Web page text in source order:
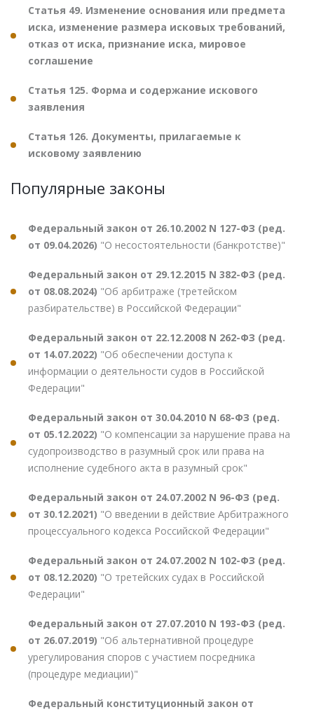
Статья 49. Изменение основания или предмета
иска, изменение размера исковых требований,
отказ от иска, признание иска, мировое
соглашение
Статья 125. Форма и содержание искового
заявления
Статья 126. Документы, прилагаемые к
исковому заявлению
Популярные законы
Федеральный закон от 26.10.2002 N 127-ФЗ (ред.
от 09.04.2026) "О несостоятельности (банкротстве)"
Федеральный закон от 29.12.2015 N 382-ФЗ (ред.
от 08.08.2024) "Об арбитраже (третейском
разбирательстве) в Российской Федерации"
Федеральный закон от 22.12.2008 N 262-ФЗ (ред.
от 14.07.2022) "Об обеспечении доступа к
информации о деятельности судов в Российской
Федерации"
Федеральный закон от 30.04.2010 N 68-ФЗ (ред.
от 05.12.2022) "О компенсации за нарушение права на
судопроизводство в разумный срок или права на
исполнение судебного акта в разумный срок"
Федеральный закон от 24.07.2002 N 96-ФЗ (ред.
от 30.12.2021) "О введении в действие Арбитражного
процессуального кодекса Российской Федерации"
Федеральный закон от 24.07.2002 N 102-ФЗ (ред.
от 08.12.2020) "О третейских судах в Российской
Федерации"
Федеральный закон от 27.07.2010 N 193-ФЗ (ред.
от 26.07.2019) "Об альтернативной процедуре
урегулирования споров с участием посредника
(процедуре медиации)"
Федеральный конституционный закон от